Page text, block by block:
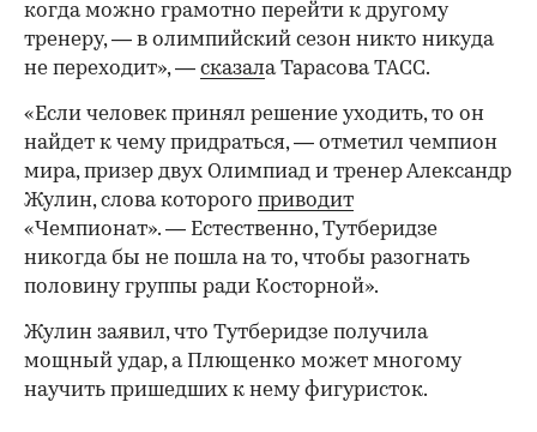
когда можно грамотно перейти к другому
тренеру, — в олимпийский сезон никто никуда
не переходит», — сказала Тарасова ТАСС.
«Если человек принял решение уходить, то он
найдет к чему придраться, — отметил чемпион
мира, призер двух Олимпиад и тренер Александр
Жулин, слова которого приводит
«Чемпионат». — Естественно, Тутберидзе
никогда бы не пошла на то, чтобы разогнать
половину группы ради Косторной».
Жулин заявил, что Тутберидзе получила
мощный удар, а Плющенко может многому
научить пришедших к нему фигуристок.